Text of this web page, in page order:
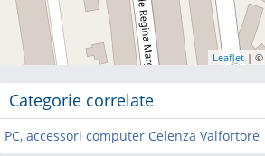
Leaflet | ©
Categorie correlate
PC, accessori computer Celenza Valfortore